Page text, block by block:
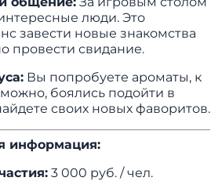
люди. Это
завести новые знакомства
провести свидание.
Вы попробуете ароматы, к
боялись подойти в
своих новых фаворитов.
информация:
3 000 руб. / чел.